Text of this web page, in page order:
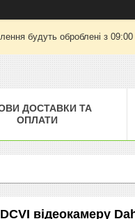
будуть оброблені з
ДОСТАВКИ ТА
ОПЛАТИ
відеокамеру